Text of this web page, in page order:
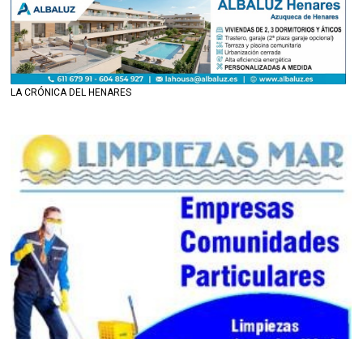
LA CRÓNICA DEL HENARES